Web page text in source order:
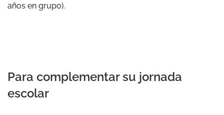
años en grupo).
Para complementar su jornada
escolar